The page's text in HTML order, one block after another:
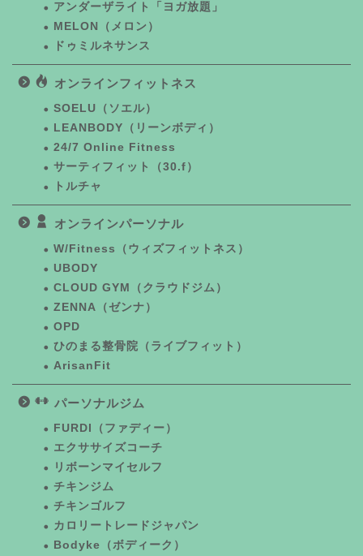
アンダーザライト「ヨガ放題」
MELON（メロン）
ドゥミルネサンス
オンラインフィットネス
SOELU（ソエル）
LEANBODY（リーンボディ）
24/7 Online Fitness
サーティフィット（30.f）
トルチャ
オンラインパーソナル
W/Fitness（ウィズフィットネス）
UBODY
CLOUD GYM（クラウドジム）
ZENNA（ゼンナ）
OPD
ひのまる整骨院（ライブフィット）
ArisanFit
パーソナルジム
FURDI（ファディー）
エクササイズコーチ
リボーンマイセルフ
チキンジム
チキンゴルフ
カロリートレードジャパン
Bodyke（ボディーク）